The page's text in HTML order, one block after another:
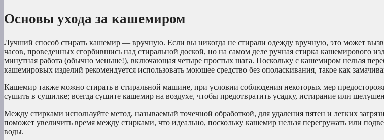
Основы ухода за кашемиром
Лучший способ стирать кашемир — вручную. Если вы никогда не стирали одежду вручную, это может
часов, проведенных сгорбившись над стиральной доской, но на самом деле ручная стирка кашемирового
минутная работа (обычно меньше!), включающая четыре простых шага. Поскольку с кашемиром нельзя
кашемировых изделий рекомендуется использовать моющее средство без ополаскивания, такое как
Кашемир также можно стирать в стиральной машине, при условии соблюдения некоторых мер
сушить в сушилке; всегда сушите кашемир на воздухе, чтобы предотвратить усадку, истирание или
Между стирками используйте метод, называемый точечной обработкой, для удаления пятен и легких
поможет увеличить время между стирками, что идеально, поскольку кашемир нельзя перегружать или
воды.